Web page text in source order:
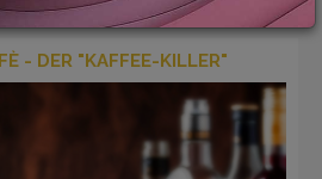
- DER "KAFFEE-KILLER"